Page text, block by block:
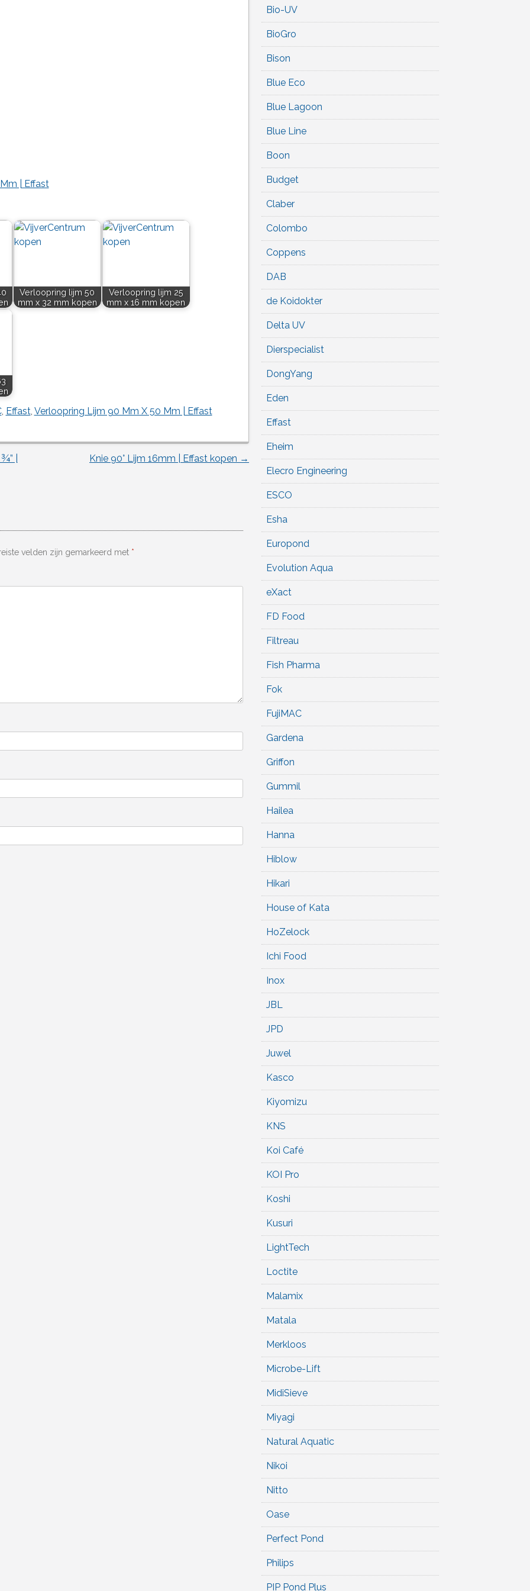
| Effast
Verloopring lijm 50
mm x 32 mm kopen
Verloopring lijm 25
mm x 16 mm kopen
, Effast, Verloopring Lijm 90 Mm X 50 Mm | Effast
| Knie 90° Lijm 16mm | Effast kopen →
velden zijn gemarkeerd met *
Bio-UV
BioGro
Bison
Blue Eco
Blue Lagoon
Blue Line
Boon
Budget
Claber
Colombo
Coppens
DAB
de Koidokter
Delta UV
Dierspecialist
DongYang
Eden
Effast
Eheim
Elecro Engineering
ESCO
Esha
Europond
Evolution Aqua
eXact
FD Food
Filtreau
Fish Pharma
Fok
FujiMAC
Gardena
Griffon
Gummil
Hailea
Hanna
Hiblow
Hikari
House of Kata
HoZelock
Ichi Food
Inox
JBL
JPD
Juwel
Kasco
Kiyomizu
KNS
Koi Café
KOI Pro
Koshi
Kusuri
LightTech
Loctite
Malamix
Matala
Merkloos
Microbe-Lift
MidiSieve
Miyagi
Natural Aquatic
Nikoi
Nitto
Oase
Perfect Pond
Philips
PIP Pond Plus